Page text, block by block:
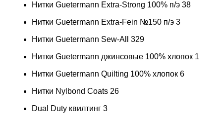
Нитки Guetermann Extra-Strong 100% п/э 38
Нитки Guetermann Extra-Fein №150 п/э 3
Нитки Guetermann Sew-All 329
Нитки Guetermann джинсовые 100% хлопок 1
Нитки Guetermann Quilting 100% хлопок 6
Нитки Nylbond Coats 26
Dual Duty квилтинг 3